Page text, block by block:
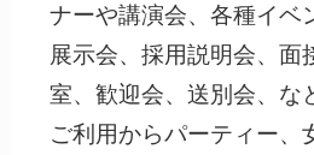
ナーや講演会、各種イベ
展示会、採用説明会、面
室、歓迎会、送別会、な
ご利用からパーティー、